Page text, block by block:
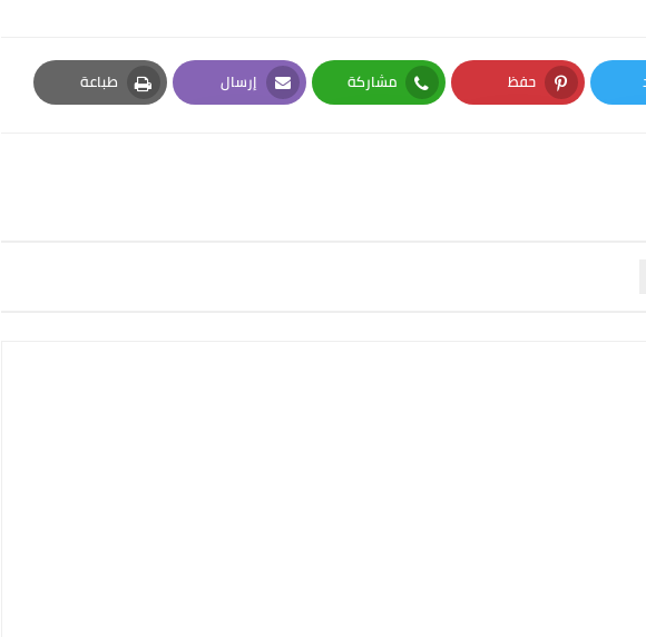
حفظ
Pinterest
مشاركة
Whatsapp
إرسال
Email
طباعة
Print